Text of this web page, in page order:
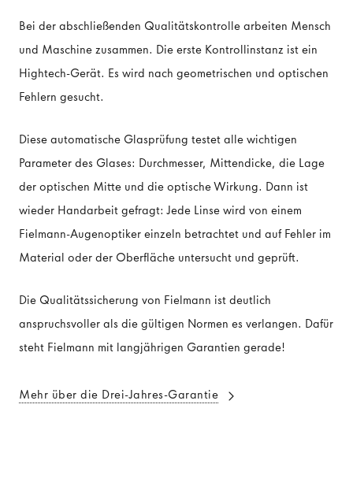
Bei der abschließenden Qualitätskontrolle arbeiten Mensch
und Maschine zusammen. Die erste Kontrollinstanz ist ein
Hightech-Gerät. Es wird nach geometrischen und optischen
Fehlern gesucht.
Diese automatische Glasprüfung testet alle wichtigen
Parameter des Glases: Durchmesser, Mittendicke, die Lage
der optischen Mitte und die optische Wirkung. Dann ist
wieder Handarbeit gefragt: Jede Linse wird von einem
Fielmann-Augenoptiker einzeln betrachtet und auf Fehler im
Material oder der Oberfläche untersucht und geprüft.
Die Qualitätssicherung von Fielmann ist deutlich
anspruchsvoller als die gültigen Normen es verlangen. Dafür
steht Fielmann mit langjährigen Garantien gerade!
Mehr über die Drei-Jahres-Garantie